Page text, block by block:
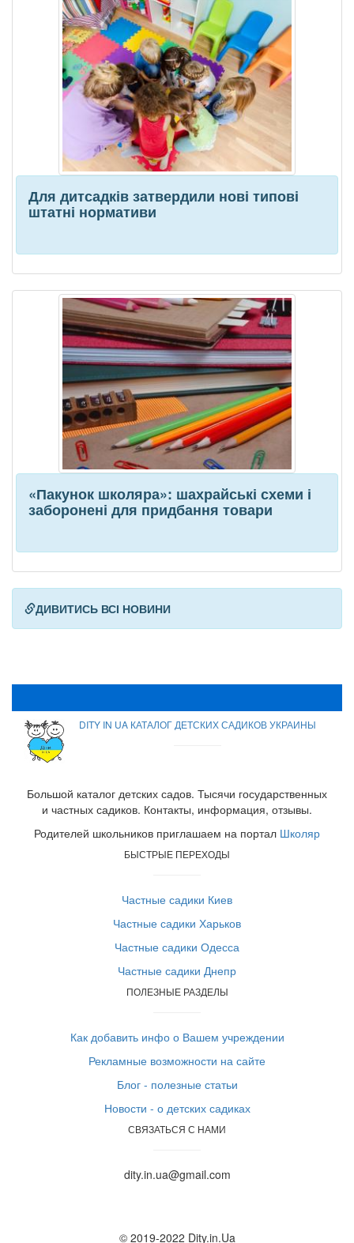
Для дитсадків затвердили нові типові
штатні нормативи
«Пакунок школяра»: шахрайські схеми і
заборонені для придбання товари
ДИВИТИСЬ ВСІ НОВИНИ
DITY IN UA КАТАЛОГ ДЕТСКИХ САДИКОВ УКРАИНЫ
Большой каталог детских садов. Тысячи государственных
и частных садиков. Контакты, информация, отзывы.
Родителей школьников приглашаем на портал Школяр
БЫСТРЫЕ ПЕРЕХОДЫ
Частные садики Киев
Частные садики Харьков
Частные садики Одесса
Частные садики Днепр
ПОЛЕЗНЫЕ РАЗДЕЛЫ
Как добавить инфо о Вашем учреждении
Рекламные возможности на сайте
Блог - полезные статьи
Новости - о детских садиках
СВЯЗАТЬСЯ С НАМИ
dity.in.ua@gmail.com
© 2019-2022 Dity.in.Ua